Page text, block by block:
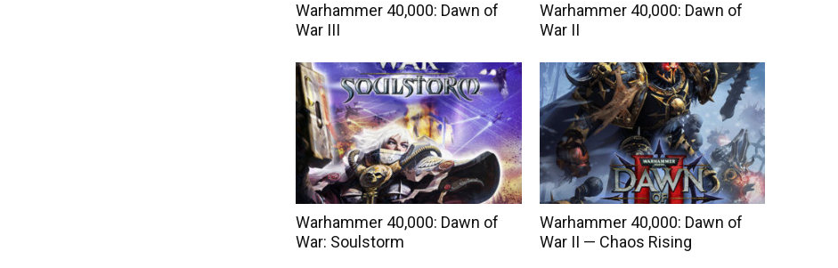
Warhammer 40,000: Dawn of
War III
Warhammer 40,000: Dawn of
War II
Warhammer 40,000: Dawn of
War: Soulstorm
Warhammer 40,000: Dawn of
War II — Chaos Rising